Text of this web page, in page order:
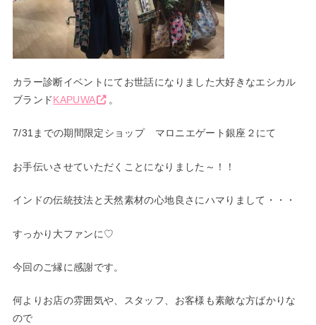
カラー診断イベントにてお世話になりました大好きなエシカル
ブランドKAPUWA 。
7/31までの期間限定ショップ マロニエゲート銀座２にて
お手伝いさせていただくことになりました～！！
インドの伝統技法と天然素材の心地良さにハマりまして・・・
すっかり大ファンに♡
今回のご縁に感謝です。
何よりお店の雰囲気や、スタッフ、お客様も素敵な方ばかりな
ので